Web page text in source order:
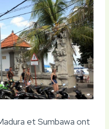
et Sumbawa ont